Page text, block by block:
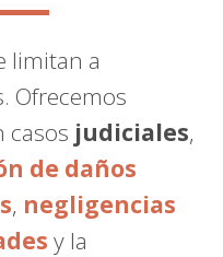
limitan a
Ofrecemos
casos judiciales,
de daños
, negligencias
y la